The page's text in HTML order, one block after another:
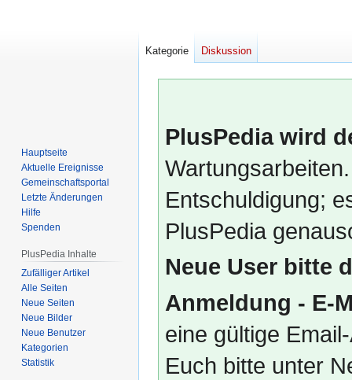
PlusPedia wird
Entschuldigung;
PlusPedia
Neue User bitte
Anmeldung - E-
eine gültige
Euch bitte unter
Kategorie Diskussion
Hauptseite
Aktuelle Ereignisse
Gemeinschafts­portal
Letzte Änderungen
Hilfe
Spenden
PlusPedia Inhalte
Zufälliger Artikel
Alle Seiten
Neue Seiten
Neue Bilder
Neue Benutzer
Kategorien
Statistik